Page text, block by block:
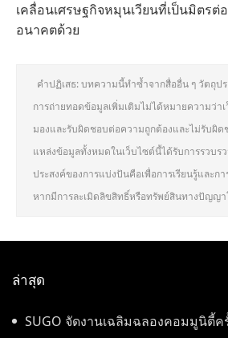
เคลื่อนเศรษฐกิจหมุนเวียนที่เป็นมิตรต่
อนาคตด้วย
คำปฏิเสธ: บทความนี้ทำซ้ำจากสื่ออื่น ๆ วัตถุป
การถ่ายทอดข้อมูลเพิ่มเติมไม่ได้หมายความว่า
มองและรับผิดชอบต่อความถูกต้องและไม่รับผิ
แหล่งข้อมูลทั้งหมดในเว็บไซต์นี้ได้รับการรวบร
ประสงค์ของการแบ่งปันคือเพื่อการเรียนรู้และก
หากมีการละเมิดลิขสิทธิ์หรือทรัพย์สินทางปัญญา
ล่าสุด
SUGO จัดงานเฉลิมฉลองคอมมูนิตี้